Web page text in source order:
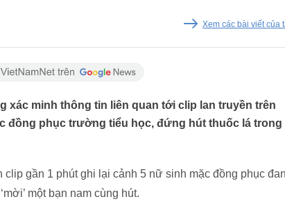
Xem các bài viết của
xác minh thông tin liên quan tới clip lan truyền trên
đồng phục trường tiểu học, đứng hút thuốc lá trong
clip gần 1 phút ghi lại cảnh 5 nữ sinh mặc đồng phục
một bạn nam cùng hút.